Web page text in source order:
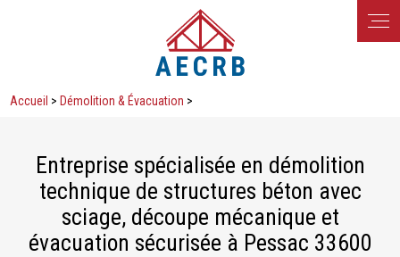
Accueil >Démolition & Évacuation >
Entreprise spécialisée en démolition
technique de structures béton avec
sciage, découpe mécanique et
évacuation sécurisée à Pessac 33600